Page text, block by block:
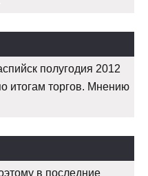
полугодия 2012
итогам торгов. Мнению
в последние